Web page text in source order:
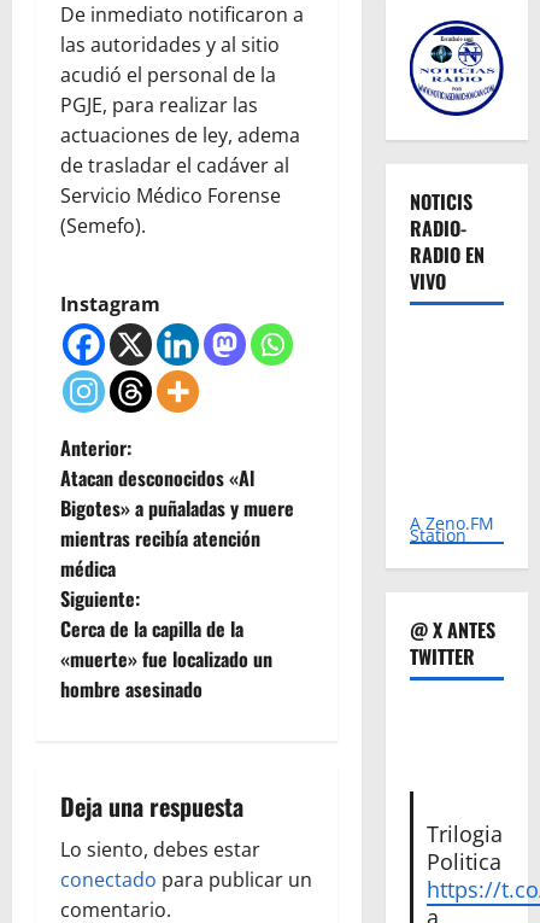
De inmediato notificaron a
las autoridades y al sitio
acudió el personal de la
PGJE, para realizar las
actuaciones de ley, adema
de trasladar el cadáver al
Servicio Médico Forense
(Semefo).
Instagram
N
a
v
e
g
a
i
ó
Anterior:
Atacan desconocidos «Al
Bigotes» a puñaladas y muere
mientras recibía atención
médica
Siguiente:
Cerca de la capilla de la
«muerte» fue localizado un
hombre asesinado
Deja una respuesta
Lo siento, debes estar
conectado para publicar un
comentario.
NOTICIS
RADIO-
RADIO EN
VIVO
A Zeno.FM
Station
@ X ANTES
TWITTER
Trilogia
Politica
https://